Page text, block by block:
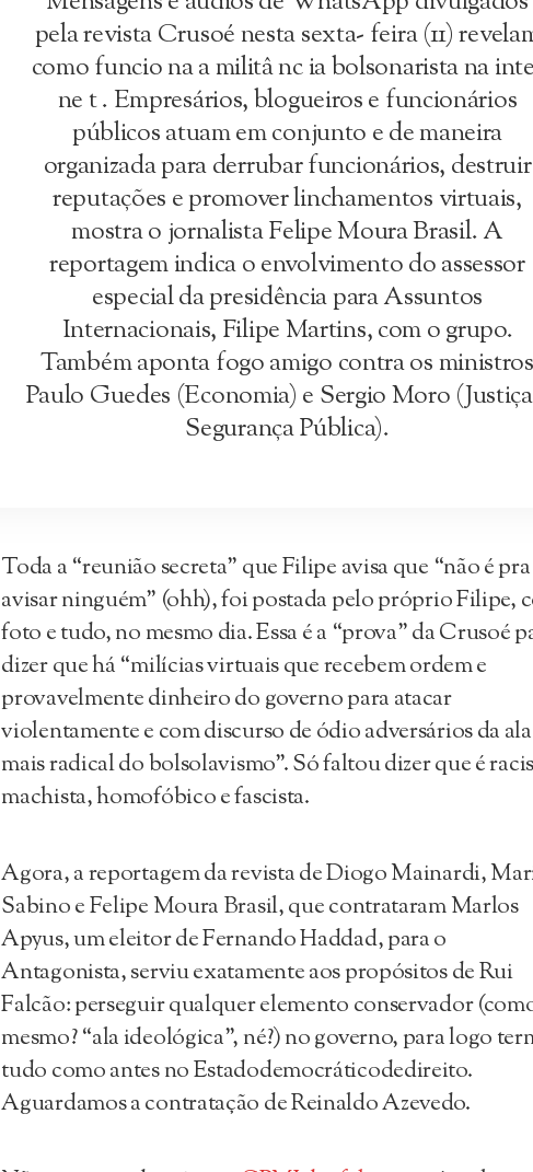
pela revista Crusoé nesta sexta- feira (11)
como funcio na a militâ nc ia bolsonarista na
ne t . Empresários, blogueiros e funcionários
públicos atuam em conjunto e de maneira
organizada para derrubar funcionários, destruir
reputações e promover linchamentos virtuais,
mostra o jornalista Felipe Moura Brasil. A
reportagem indica o envolvimento do assessor
especial da presidência para Assuntos
Internacionais, Filipe Martins, com o grupo.
Também aponta fogo amigo contra os ministros
Paulo Guedes (Economia) e Sergio Moro
Segurança Pública).
Toda a “reunião secreta” que Filipe avisa que “não é pra
avisar ninguém” (ohh), foi postada pelo próprio Filipe,
foto e tudo, no mesmo dia. Essa é a “prova” da Crusoé
dizer que há “milícias virtuais que recebem ordem e
provavelmente dinheiro do governo para atacar
violentamente e com discurso de ódio adversários da ala
mais radical do bolsolavismo”. Só faltou dizer que é
machista, homofóbico e fascista.
Agora, a reportagem da revista de Diogo Mainardi,
Sabino e Felipe Moura Brasil, que contrataram Marlos
Apyus, um eleitor de Fernando Haddad, para o
Antagonista, serviu exatamente aos propósitos de Rui
Falcão: perseguir qualquer elemento conservador
mesmo? “ala ideológica”, né?) no governo, para logo
tudo como antes no Estadodemocráticodedireito.
Aguardamos a contratação de Reinaldo Azevedo.